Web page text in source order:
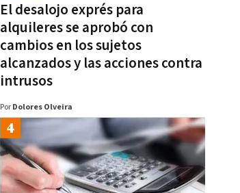
El desalojo exprés para
alquileres se aprobó con
cambios en los sujetos
alcanzados y las acciones contra
intrusos
Por Dolores Olveira